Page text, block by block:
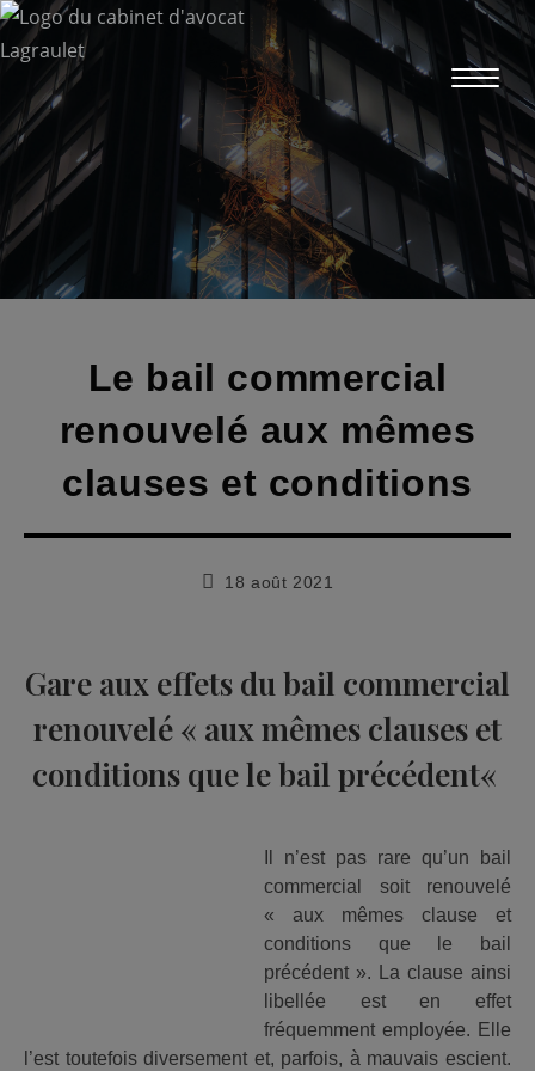
Skip
to
content
Le bail commercial
renouvelé aux mêmes
clauses et conditions
Publication
18 août 2021
Gare aux effets du bail commercial
renouvelé « aux mêmes clauses et
conditions que le bail précédent«
Il n’est pas rare qu’un bail
commercial soit renouvelé
« aux mêmes clause et
conditions que le bail
précédent ». La clause ainsi
libellée est en effet
fréquemment employée. Elle
l’est toutefois diversement et, parfois, à mauvais escient.